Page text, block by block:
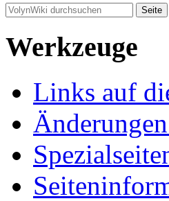
Werkzeuge
Links auf